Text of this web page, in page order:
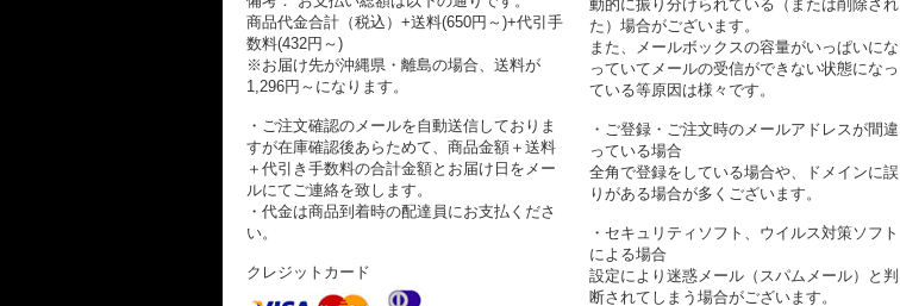
商品代金合計（税込）+送料(650円～)+代引手
数料(432円～)
※お届け先が沖縄県・離島の場合、送料が
1,296円～になります。
・ご注文確認のメールを自動送信しておりま
すが在庫確認後あらためて、商品金額＋送料
＋代引き手数料の合計金額とお届け日をメー
ルにてご連絡を致します。
・代金は商品到着時の配達員にお支払くださ
い。
クレジットカード
動的に振り分けられている（または削除され
た）場合がございます。
また、メールボックスの容量がいっぱいにな
っていてメールの受信ができない状態になっ
ている等原因は様々です。
・ご登録・ご注文時のメールアドレスが間違
っている場合
全角で登録をしている場合や、ドメインに誤
りがある場合が多くございます。
・セキュリティソフト、ウイルス対策ソフト
による場合
設定により迷惑メール（スパムメール）と判
断されてしまう場合がございます。